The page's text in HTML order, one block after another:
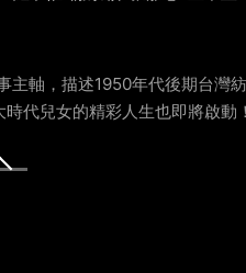
軸，描述1950年代後期台灣
代兒女的精彩人生也即將啟動